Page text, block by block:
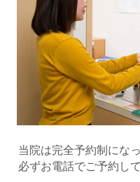
当院は完全予約制にな
必ずお電話でご予約し